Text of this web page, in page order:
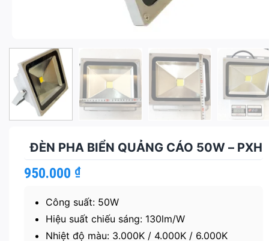
ĐÈN PHA BIỂN QUẢNG CÁO 50W – PXH
950.000 ₫
Công suất: 50W
Hiệu suất chiếu sáng: 130lm/W
Nhiệt độ màu: 3.000K / 4.000K / 6.000K